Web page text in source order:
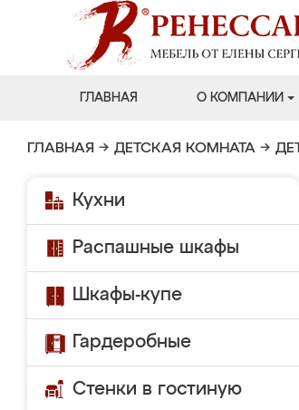
ГЛАВНАЯ О КОМПАНИИ
ГЛАВНАЯ → ДЕТСКАЯ КОМНАТА →
Кухни
Распашные шкафы
Шкафы-купе
Гардеробные
Стенки в гостиную